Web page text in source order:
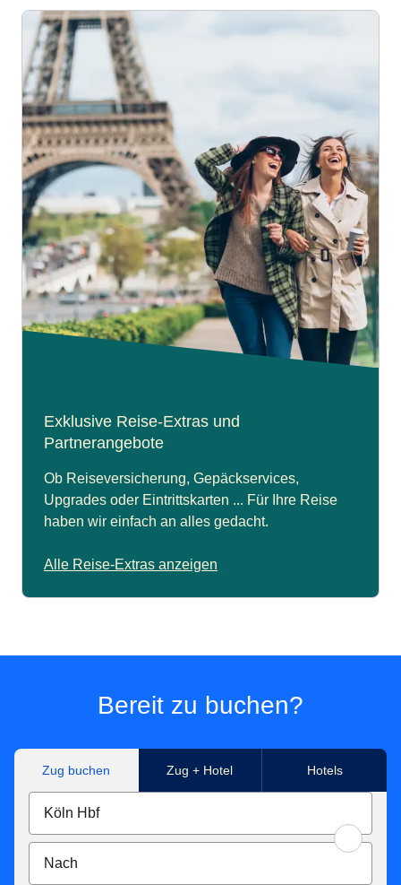
Exklusive Reise-Extras und
Partnerangebote
Ob Reiseversicherung, Gepäckservices,
Upgrades oder Eintrittskarten ... Für Ihre Reise
haben wir einfach an alles gedacht.
Alle Reise-Extras anzeigen
Bereit zu buchen?
Zug buchen Zug + Hotel Hotels